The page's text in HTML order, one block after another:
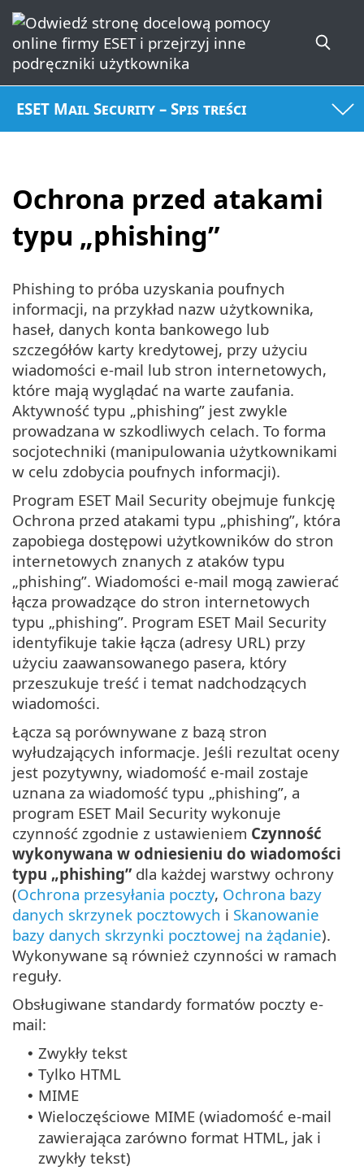
ESET Mail Security – Spis treści
Ochrona przed atakami
typu „phishing”
Phishing to próba uzyskania poufnych
informacji, na przykład nazw użytkownika,
haseł, danych konta bankowego lub
szczegółów karty kredytowej, przy użyciu
wiadomości e-mail lub stron internetowych,
które mają wyglądać na warte zaufania.
Aktywność typu „phishing” jest zwykle
prowadzana w szkodliwych celach. To forma
socjotechniki (manipulowania użytkownikami
w celu zdobycia poufnych informacji).
Program ESET Mail Security obejmuje funkcję
Ochrona przed atakami typu „phishing”, która
zapobiega dostępowi użytkowników do stron
internetowych znanych z ataków typu
„phishing”. Wiadomości e-mail mogą zawierać
łącza prowadzące do stron internetowych
typu „phishing”. Program ESET Mail Security
identyfikuje takie łącza (adresy URL) przy
użyciu zaawansowanego pasera, który
przeszukuje treść i temat nadchodzących
wiadomości.
Łącza są porównywane z bazą stron
wyłudzających informacje. Jeśli rezultat oceny
jest pozytywny, wiadomość e-mail zostaje
uznana za wiadomość typu „phishing”, a
program ESET Mail Security wykonuje
czynność zgodnie z ustawieniem Czynność
wykonywana w odniesieniu do wiadomości
typu „phishing” dla każdej warstwy ochrony
(Ochrona przesyłania poczty, Ochrona bazy
danych skrzynek pocztowych i Skanowanie
bazy danych skrzynki pocztowej na żądanie).
Wykonywane są również czynności w ramach
reguły.
Obsługiwane standardy formatów poczty e-
mail:
• Zwykły tekst
• Tylko HTML
• MIME
• Wieloczęściowe MIME (wiadomość e-mail
zawierająca zarówno format HTML, jak i
zwykły tekst)